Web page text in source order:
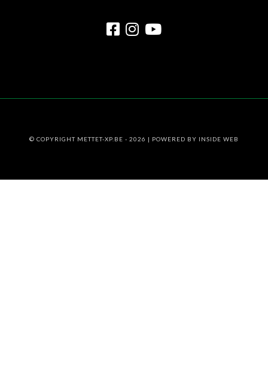
© COPYRIGHT METTET-XP.BE - 2026 | POWERED BY INSIDE WEB